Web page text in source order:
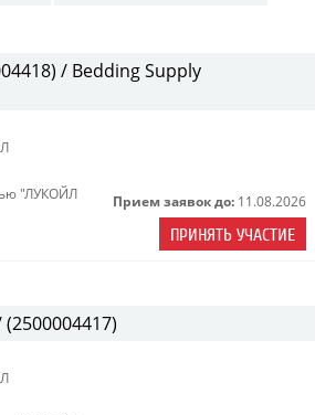
/ Bedding Supply
"ЛУКОЙЛ
Прием заявок до: 11.08.2026
ПРИНЯТЬ УЧАСТИЕ